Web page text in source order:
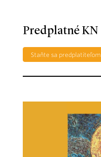
Predplatné KN
Staňte sa predplatiteľom